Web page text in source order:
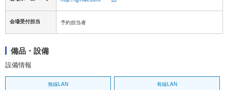
会場受付担当 予約担当者
備品・設備
設備情報
無線LAN 有線LAN